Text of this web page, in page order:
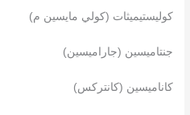
كوليستيميثات (كولي مايسين م)
جنتاميسين (جاراميسين)
كاناميسين (كانتركس)